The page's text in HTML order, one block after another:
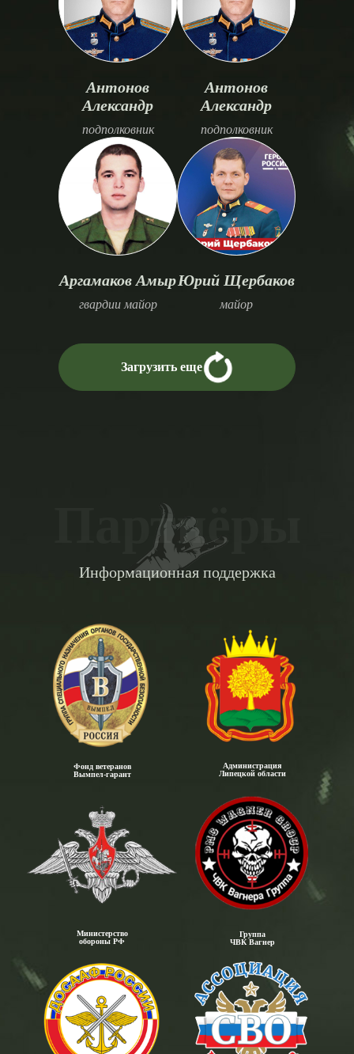
Антонов
Александр
подполковник
Антонов
Александр
подполковник
Аргамаков Амыр
гвардии майор
Юрий Щербаков
майор
Загрузить еще
Партнёры
Информационная поддержка
Фонд ветеранов
Вымпел-гарант
Администрация
Липецкой области
Министерство
обороны РФ
Группа
ЧВК Вагнер